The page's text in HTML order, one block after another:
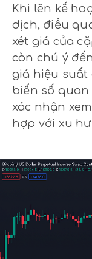
Khi lên kế
dịch, điều
xét giá của
còn chú ý
giá hiệu suất
biến số
xác nhận
hợp với xu